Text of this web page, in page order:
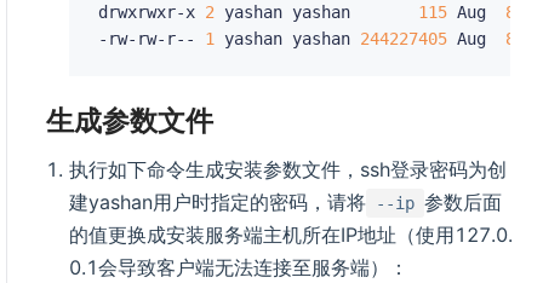
drwxrwxr-x 2 yashan yashan 115 Aug 8
-rw-rw-r-- 1 yashan yashan 244227405 Aug 8
生成参数文件
执行如下命令生成安装参数文件，ssh登录密码为创
建yashan用户时指定的密码，请将
--ip 参数后面
的值更换成安装服务端主机所在IP地址（使用127.0.
0.1会导致客户端无法连接至服务端）：